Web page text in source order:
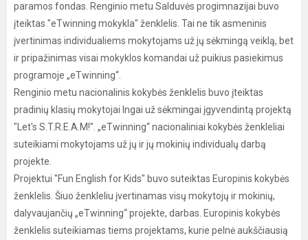
paramos fondas. Renginio metu Salduvės progimnazijai buvo
įteiktas "eTwinning mokykla" ženklelis. Tai ne tik asmeninis
įvertinimas individualiems mokytojams už jų sėkmingą veiklą, bet
ir pripažinimas visai mokyklos komandai už puikius pasiekimus
programoje „eTwinning“.
Renginio metu nacionalinis kokybės ženklelis buvo įteiktas
pradinių klasių mokytojai Ingai už sėkmingai įgyvendintą projektą
"Let's S.T.R.E.A.M!". „eTwinning“ nacionaliniai kokybės ženkleliai
suteikiami mokytojams už jų ir jų mokinių individualų darbą
projekte.
Projektui "Fun English for Kids" buvo suteiktas Europinis kokybės
ženklelis. Šiuo ženkleliu įvertinamas visų mokytojų ir mokinių,
dalyvaujančių „eTwinning“ projekte, darbas. Europinis kokybės
ženklelis suteikiamas tiems projektams, kurie pelnė aukščiausią